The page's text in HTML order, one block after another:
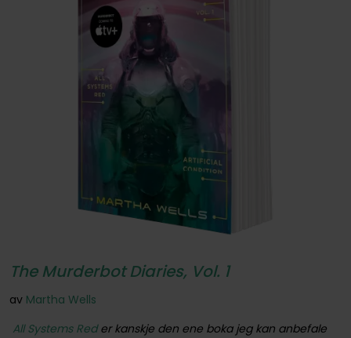
The Murderbot Diaries, Vol. 1
av Martha Wells
All Systems Reder kanskje den ene boka jeg kan anbefale